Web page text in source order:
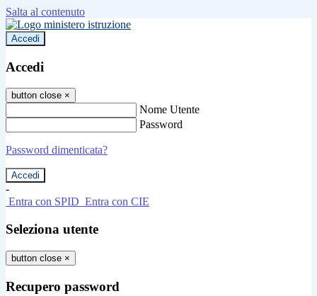
Salta al contenuto
Accedi
Accedi
button close ×
Nome Utente
Password
Password dimenticata?
-
Entra con SPID Entra con CIE
Seleziona utente
button close ×
Recupero password